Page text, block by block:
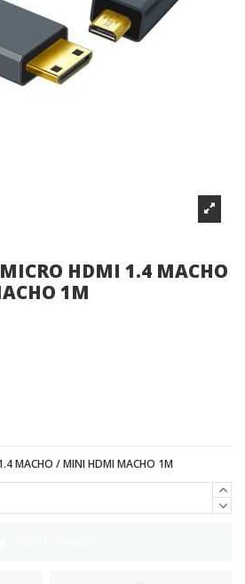
HDMI 1.4 MACHO
1M
MACHO / MINI HDMI MACHO 1M